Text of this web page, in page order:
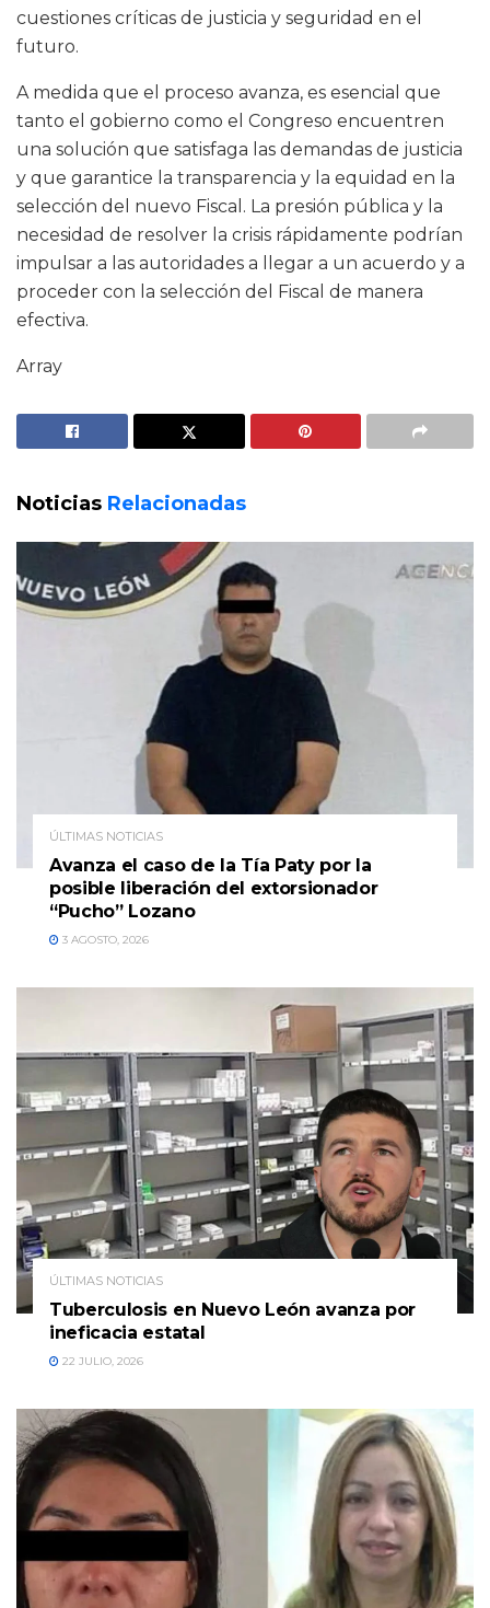
cuestiones críticas de justicia y seguridad en el
futuro.
A medida que el proceso avanza, es esencial que
tanto el gobierno como el Congreso encuentren
una solución que satisfaga las demandas de justicia
y que garantice la transparencia y la equidad en la
selección del nuevo Fiscal. La presión pública y la
necesidad de resolver la crisis rápidamente podrían
impulsar a las autoridades a llegar a un acuerdo y a
proceder con la selección del Fiscal de manera
efectiva.
Array
Noticias Relacionadas
ÚLTIMAS NOTICIAS
Avanza el caso de la Tía Paty por la
posible liberación del extorsionador
“Pucho” Lozano
3 AGOSTO, 2026
ÚLTIMAS NOTICIAS
Tuberculosis en Nuevo León avanza por
ineficacia estatal
22 JULIO, 2026